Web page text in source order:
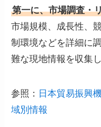
第一に、市場調査・
市場規模、成長性、
制環境などを詳細に
難な現地情報を収集し
参照： 日本貿易振興
域別情報